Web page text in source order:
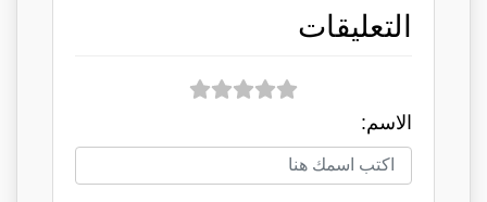
التعليقات
الاسم: